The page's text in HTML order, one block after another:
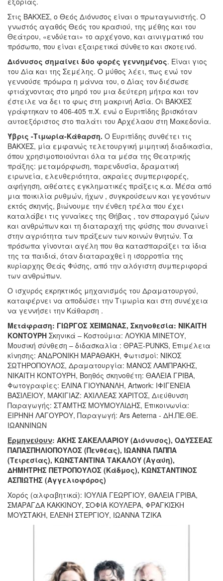
Στις ΒΑΚΧΕΣ, ο Θεός Διόνυσος είναι ο πρωταγωνιστής. Ο
γνωστός αγαθός Θεός του κρασιού, της μέθης και του
Θεάτρου, «ενδύεται» το αρχέγονο, και αινιγματικό του
πρόσωπο, που είναι εξαιρετικά σύνθετο και σκοτεινό.
Διόνυσος σημαίνει δύο φορές γεννημένος. Είναι γιος
του Δία και της Σεμέλης. Ο μύθος λέει, πως ενώ τον
γεννούσε πρόωρα η μάννα του, ο Δίας τον διέσωσε
φτιάχνοντας στο μηρό του μια δεύτερη μήτρα και τον
έστειλε να δει το φως στη μακρινή Ασία. Οι ΒΑΚΧΕΣ
γράφτηκαν το 406-405 π.Χ. ενώ ο Ευριπίδης βρισκόταν
αυτοεξόριστος στο παλάτι του Αρχέλαου στη Μακεδονία.
Ύβρις -Τιμωρία-Κάθαρση. Ο Ευριπίδης συνθέτει τις
ΒΑΚΧΕΣ, μία εμφανώς τελετουργική μιμητική διαδικασία,
όπου χρησιμοποιούνται όλα τα μέσα της Θεατρικής
πράξης: μεταμόρφωση, παρενδυσία, δραματική
ειρωνεία, ελευθεριότητα, ακραίες συμπεριφορές,
αφήγηση, αθέατες εγκληματικές πράξεις κ.α. Μέσα από
μια ποικιλία ρυθμών, ήχων , συγκρούσεων και γεγονότων
εκτός σκηνής, βιώνουμε την ένθεη τρέλα που έχει
καταλάβει τις γυναίκες της Θήβας , τον σπαραγμό ζώων
και ανθρώπων και τη διαταραχή της φύσης που συναινεί
στην αγριότητα των πράξεων των κοινών θνητών. Τα
πρόσωπα γίνονται αγέλη που θα κατασπαράξει τα ίδια
της τα παιδιά, όταν διαταραχθεί η ισορροπία της
κυρίαρχης Θεάς Φύσης, από την αλόγιστη συμπεριφορά
των ανθρώπων.
Ο ισχυρός εκρηκτικός μηχανισμός του Δραματουργού,
καταφέρνει να αποδώσει την Τιμωρία και στη συνέχεια
να γεννήσει την Κάθαρση .
Μετάφραση: ΓΙΩΡΓΟΣ ΧΕΙΜΩΝΑΣ, Σκηνοθεσία: ΝΙΚΑΙΤΗ
ΚΟΝΤΟΥΡΗ Σκηνικά – Κοστούμια: ΛΟΥΚΙΑ ΜΙΝΕΤΟΥ,
Μουσική σύνθεση – διδασκαλία : ΘΡΑΞ-PUNKS, Επιμέλεια
κίνησης: ΑΝΔΡΟΝΙΚΗ ΜΑΡΑΘΑΚΗ, Φωτισμοί: ΝΙΚΟΣ
ΣΩΤΗΡΟΠΟΥΛΟΣ, Δραματουργία: ΜΑΝΟΣ ΛΑΜΠΡΑΚΗΣ,
ΝΙΚΑΙΤΗ ΚΟΝΤΟΥΡΗ, Βοηθός σκηνοθέτη: ΘΑΛΕΙΑ ΓΡΙΒΑ,
Φωτογραφίες: ΕΛΙΝΑ ΓΙΟΥΝΑΝΛΗ, Artwork: ΙΦΙΓΕΝΕΙΑ
ΒΑΣΙΛΕΙΟΥ, ΜΑΚΙΓΙΑΖ: ΑΧΙΛΛΕΑΣ ΧΑΡΙΤΟΣ, Διεύθυνση
Παραγωγής: ΣΤΑΜΤΗΣ ΜΟΥΜΟΥΛΙΔΗΣ, Επικοινωνία:
ΕΙΡΗΝΗ ΛΑΓΟΥΡΟΥ, Παραγωγή: Ars Aeterna - ΔΗ.ΠΕ.ΘΕ.
ΙΩΑΝΝΙΝΩΝ
Ερμηνεύουν: ΑΚΗΣ ΣΑΚΕΛΛΑΡΙΟΥ (Διόνυσος), ΟΔΥΣΣΕΑΣ
ΠΑΠΑΣΠΗΛΙΟΠΟΥΛΟΣ (Πενθέας), ΙΩΑΝΝΑ ΠΑΠΠΑ
(Τειρεσίας), ΚΩΝΣΤΑΝΤΙΝΑ ΤΑΚΑΛΟΥ (Αγαύη),
ΔΗΜΗΤΡΗΣ ΠΕΤΡΟΠΟΥΛΟΣ (Κάδμος), ΚΩΝΣΤΑΝΤΙΝΟΣ
ΑΣΠΙΩΤΗΣ (Αγγελιοφόρος)
Χορός (αλφαβητικά): ΙΟΥΛΙΑ ΓΕΩΡΓΙΟΥ, ΘΑΛΕΙΑ ΓΡΙΒΑ,
ΣΜΑΡΑΓΔΑ ΚΑΚΚΙΝΟΥ, ΣΟΦΙΑ ΚΟΥΛΕΡΑ, ΦΡΑΓΚΙΣΚΗ
ΜΟΥΣΤΑΚΗ, ΕΛΕΝΗ ΣΤΕΡΓΙΟΥ, ΙΩΑΝΝΑ ΤΖΙΚΑ